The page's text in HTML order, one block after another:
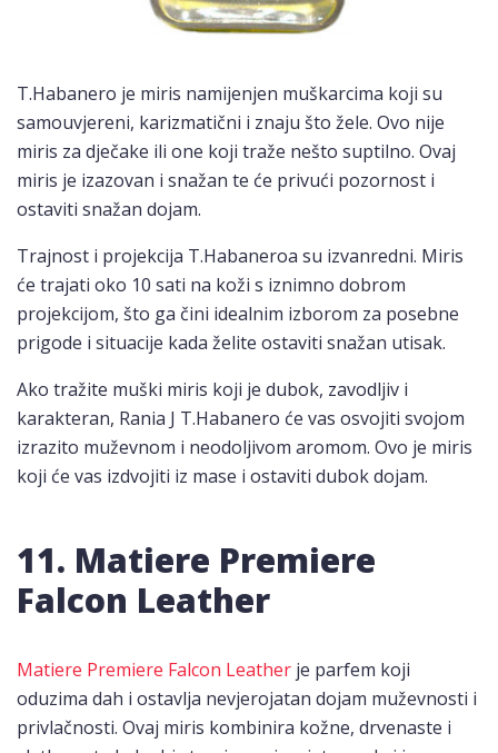
T.Habanero je miris namijenjen muškarcima koji su
samouvjereni, karizmatični i znaju što žele. Ovo nije
miris za dječake ili one koji traže nešto suptilno. Ovaj
miris je izazovan i snažan te će privući pozornost i
ostaviti snažan dojam.
Trajnost i projekcija T.Habaneroa su izvanredni. Miris
će trajati oko 10 sati na koži s iznimno dobrom
projekcijom, što ga čini idealnim izborom za posebne
prigode i situacije kada želite ostaviti snažan utisak.
Ako tražite muški miris koji je dubok, zavodljiv i
karakteran, Rania J T.Habanero će vas osvojiti svojom
izrazito muževnom i neodoljivom aromom. Ovo je miris
koji će vas izdvojiti iz mase i ostaviti dubok dojam.
11. Matiere Premiere
Falcon Leather
Matiere Premiere Falcon Leather je parfem koji
oduzima dah i ostavlja nevjerojatan dojam muževnosti i
privlačnosti. Ovaj miris kombinira kožne, drvenaste i